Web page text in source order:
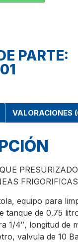
PARTE:
VALORACIONES
FRIGORIFICAS
equipo para
tanque de 0.75
1/4″, longitud de
valvula de 10